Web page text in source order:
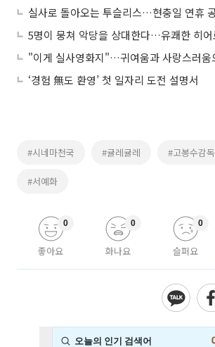
‘경험 無도 환영’ 첫 일자리 도전 설명서
#시네마천국 #귤레귤레 #고봉수감독
#서예화
좋아요
0
화나요
0
슬퍼요
0